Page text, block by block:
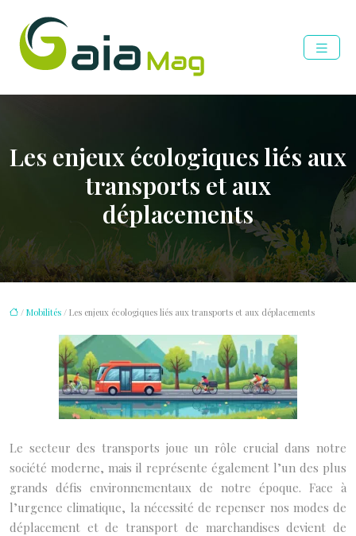
Les enjeux écologiques liés aux
transports et aux
déplacements
/ Mobilités / Les enjeux écologiques liés aux transports et aux déplacements
Le secteur des transports joue un rôle crucial dans notre
société moderne, mais il représente également l’un des plus
grands défis environnementaux de notre époque. Face à
l’urgence climatique, la nécessité de repenser nos modes de
déplacement et de transport de marchandises devient de